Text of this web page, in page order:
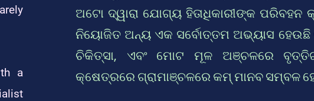
a
ଅଟୋ ଦ୍ୱାରା ଯୋଗ୍ୟ ହିତାଧିକାରୀଙ୍କ ପରିବହନ
ନିୟୋଜିତ ଅନ୍ୟ ଏକ ସର୍ବୋତ୍ତମ ଅଭ୍ୟାସ
ଚିକିତ୍ସା, ଏବଂ ମୋଟ ମୂଳ ଅଞ୍ଚଳରେ
କ୍ଷେତ୍ରରେ ଗ୍ରାମାଞ୍ଚଳରେ କମ୍ ମାନବ ସମ୍ବଳ